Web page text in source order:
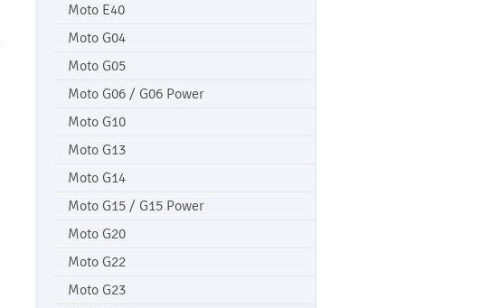
Moto E40
Moto G04
Moto G05
Moto G06 / G06 Power
Moto G10
Moto G13
Moto G14
Moto G15 / G15 Power
Moto G20
Moto G22
Moto G23